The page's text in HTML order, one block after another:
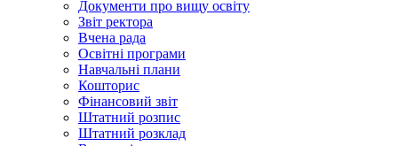
Документи про вищу освіту
Звіт ректора
Вчена рада
Освітні програми
Навчальні плани
Кошторис
Фінансовий звіт
Штатний розпис
Штатний розклад